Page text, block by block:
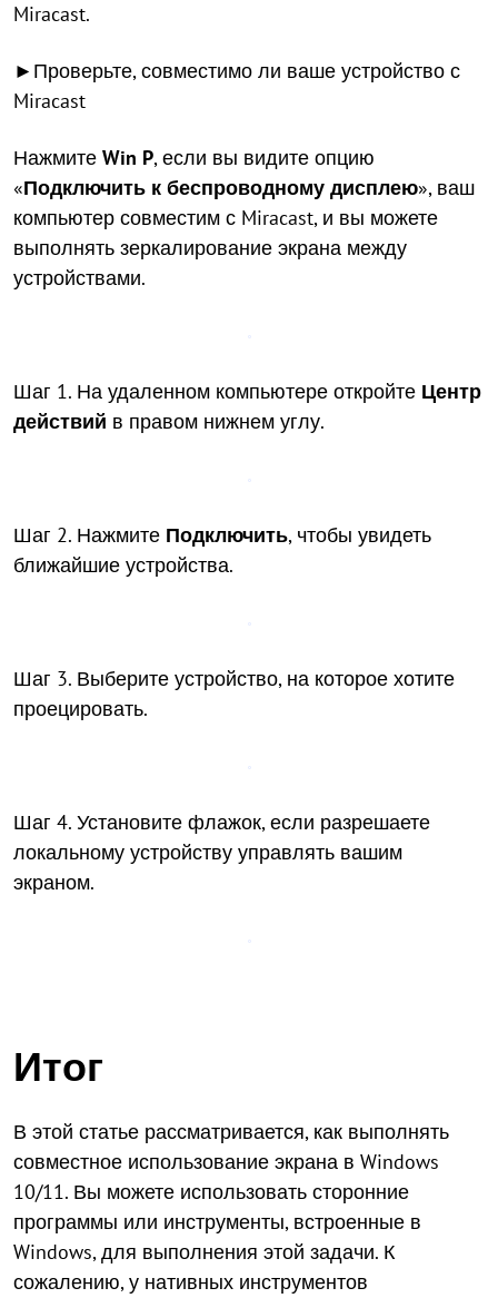
Miracast.
►Проверьте, совместимо ли ваше устройство с
Miracast
Нажмите Win P, если вы видите опцию
«Подключить к беспроводному дисплею», ваш
компьютер совместим с Miracast, и вы можете
выполнять зеркалирование экрана между
устройствами.
Шаг 1. На удаленном компьютере откройте Центр
действий в правом нижнем углу.
Шаг 2. Нажмите Подключить, чтобы увидеть
ближайшие устройства.
Шаг 3. Выберите устройство, на которое хотите
проецировать.
Шаг 4. Установите флажок, если разрешаете
локальному устройству управлять вашим
экраном.
Итог
В этой статье рассматривается, как выполнять
совместное использование экрана в Windows
10/11. Вы можете использовать сторонние
программы или инструменты, встроенные в
Windows, для выполнения этой задачи. К
сожалению, у нативных инструментов